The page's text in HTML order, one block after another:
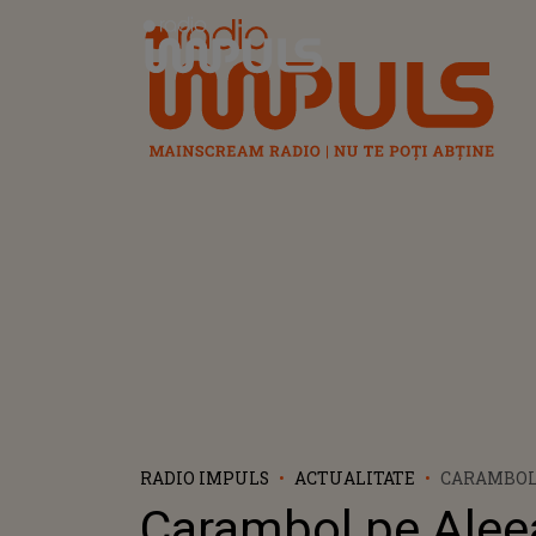
Radio Impuls
RADIO IMPULS ACTUALITATE
MAȘINI S-